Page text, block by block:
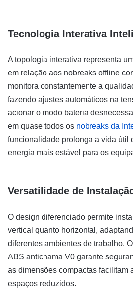
Tecnologia Interativa
A topologia interativa representa
em relação aos nobreaks offline
monitora constantemente a
fazendo ajustes automáticos na
acionar o modo bateria
em quase todos os nobreaks da
funcionalidade prolonga a vida útil
energia mais estável para os
Versatilidade de
O design diferenciado permite
vertical quanto horizontal,
diferentes ambientes de trabalho.
ABS antichama V0 garante
as dimensões compactas facilitam
espaços reduzidos.